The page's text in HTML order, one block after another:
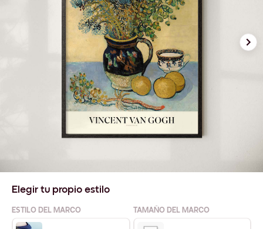
Elegir tu propio estilo
ESTILO DEL MARCO TAMAÑO DEL MARCO